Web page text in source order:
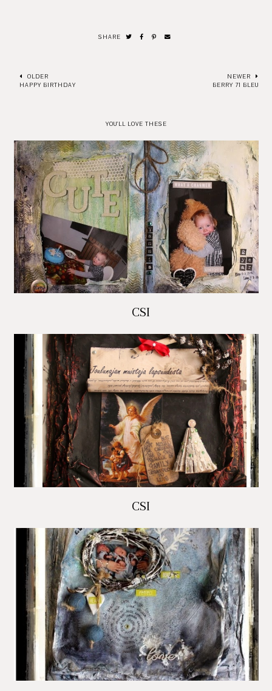
SHARE
OLDER
HAPPY BIRTHDAY
NEWER
BERRY 71 BLEU
YOU'LL LOVE THESE
CSI
CSI